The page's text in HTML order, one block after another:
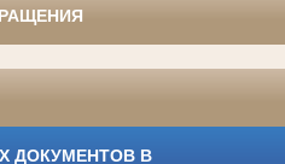
ДОКУМЕНТОВ В